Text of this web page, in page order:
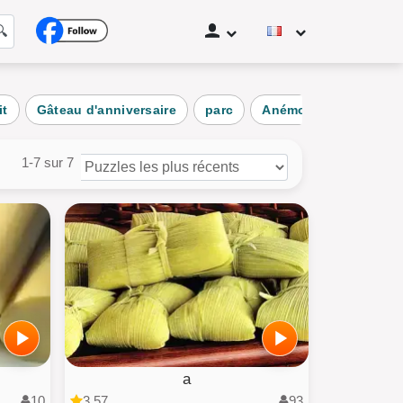
des utilisateurs
les categories
Gâteau d'anniversaire parc Anémone
1-7 sur 7
a